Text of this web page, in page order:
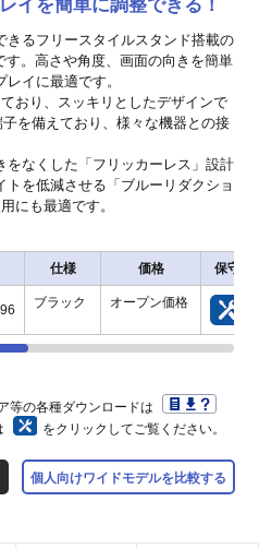
イを簡単に調整できる！
きるフリースタイルスタンド搭載の
。高さや角度、画面の向きを簡単
イに最適です。
おり、スッキリとしたデザインで
を備えており、様々な機器との接
をなくした「フリッカーレス」設計
を低減させる「ブルーリダクショ
にも最適です。
仕様 価格 保守
ブラック オープン価格
等の各種ダウンロードは
をクリックしてご覧ください。
個人向けワイドモデルを比較する